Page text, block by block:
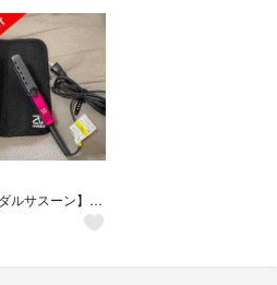
【ヴィダルサスーン】ミニストレートヘアアイロン